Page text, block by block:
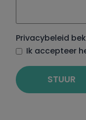
Privacybeleid
Ik accepteer
STUUR